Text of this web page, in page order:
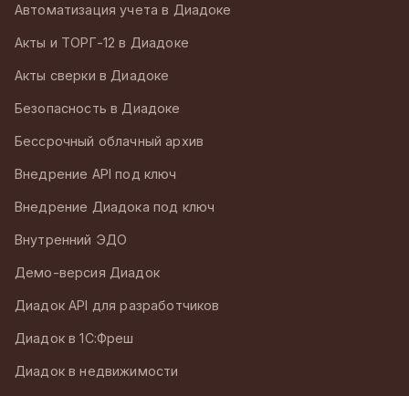
Автоматизация учета в Диадоке
Акты и ТОРГ-12 в Диадоке
Акты сверки в Диадоке
Безопасность в Диадоке
Бессрочный облачный архив
Внедрение API под ключ
Внедрение Диадока под ключ
Внутренний ЭДО
Демо-версия Диадок
Диадок API для разработчиков
Диадок в 1С:Фреш
Диадок в недвижимости